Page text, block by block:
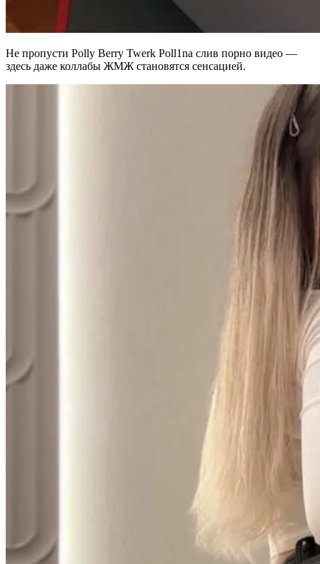
Не пропусти Polly Berry Twerk Poll1na слив порно видео —
здесь даже коллабы ЖМЖ становятся сенсацией.